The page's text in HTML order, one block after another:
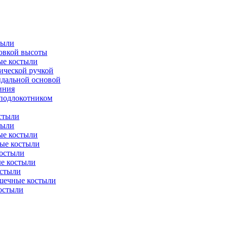
высоты
костыли
ручкой
основой
костыли
костыли
костыли
костыли